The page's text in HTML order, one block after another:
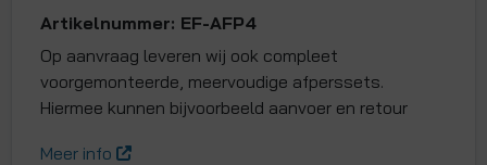
Artikelnummer: EF-AFP4
Op aanvraag leveren wij ook compleet
voorgemonteerde, meervoudige afperssets.
Hiermee kunnen bijvoorbeeld aanvoer en retour
Meer info